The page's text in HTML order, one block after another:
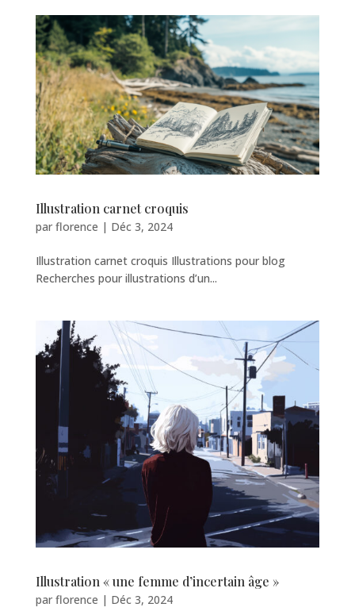
Illustration carnet croquis
par florence | Déc 3, 2024
Illustration carnet croquis Illustrations pour blog
Recherches pour illustrations d’un...
Illustration « une femme d’incertain âge »
par florence | Déc 3, 2024